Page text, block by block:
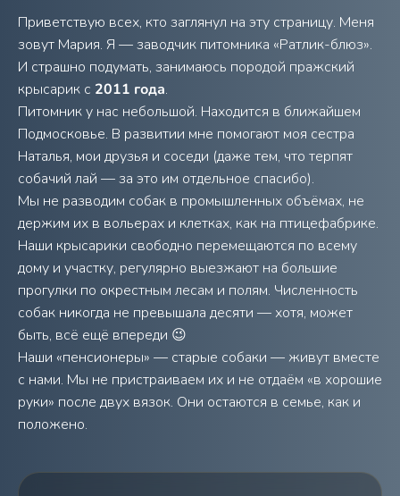
Приветствую всех, кто заглянул на эту страницу. Меня
зовут Мария. Я — заводчик питомника «Ратлик-блюз».
И страшно подумать, занимаюсь породой пражский
крысарик с 2011 года.
Питомник у нас небольшой. Находится в ближайшем
Подмосковье. В развитии мне помогают моя сестра
Наталья, мои друзья и соседи (даже тем, что терпят
собачий лай — за это им отдельное спасибо).
Мы не разводим собак в промышленных объёмах, не
держим их в вольерах и клетках, как на птицефабрике.
Наши крысарики свободно перемещаются по всему
дому и участку, регулярно выезжают на большие
прогулки по окрестным лесам и полям. Численность
собак никогда не превышала десяти — хотя, может
быть, всё ещё впереди 😉
Наши «пенсионеры» — старые собаки — живут вместе
с нами. Мы не пристраиваем их и не отдаём «в хорошие
руки» после двух вязок. Они остаются в семье, как и
положено.